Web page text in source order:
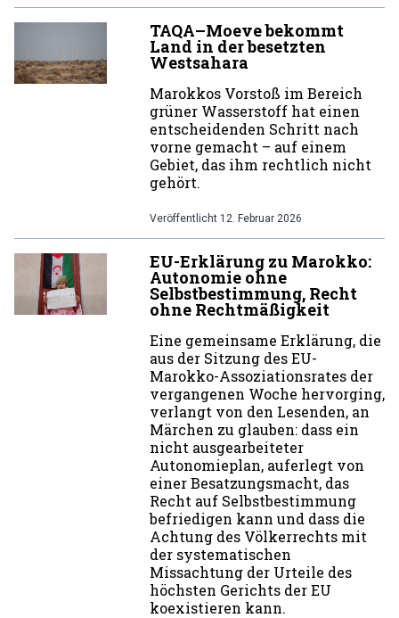
TAQA–Moeve bekommt
Land in der besetzten
Westsahara
Marokkos Vorstoß im Bereich
grüner Wasserstoff hat einen
entscheidenden Schritt nach
vorne gemacht – auf einem
Gebiet, das ihm rechtlich nicht
gehört.
Veröffentlicht 12. Februar 2026
EU-Erklärung zu Marokko:
Autonomie ohne
Selbstbestimmung, Recht
ohne Rechtmäßigkeit
Eine gemeinsame Erklärung, die
aus der Sitzung des EU-
Marokko-Assoziationsrates der
vergangenen Woche hervorging,
verlangt von den Lesenden, an
Märchen zu glauben: dass ein
nicht ausgearbeiteter
Autonomieplan, auferlegt von
einer Besatzungsmacht, das
Recht auf Selbstbestimmung
befriedigen kann und dass die
Achtung des Völkerrechts mit
der systematischen
Missachtung der Urteile des
höchsten Gerichts der EU
koexistieren kann.